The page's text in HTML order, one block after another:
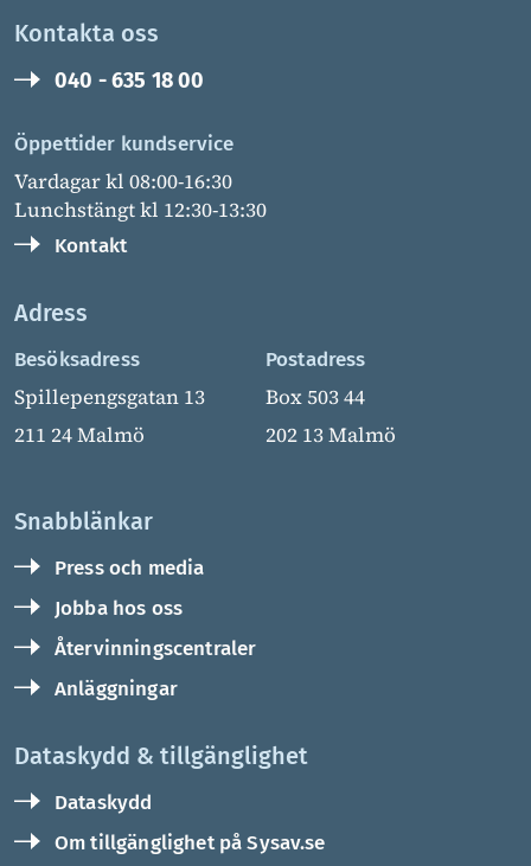
Kontakta oss
040 - 635 18 00
Öppettider kundservice
Vardagar kl 08:00-16:30
Lunchstängt kl 12:30-13:30
Kontakt
Adress
Besöksadress
Spillepengsgatan 13
211 24 Malmö
Postadress
Box 503 44
202 13 Malmö
Snabblänkar
Press och media
Jobba hos oss
Återvinningscentraler
Anläggningar
Dataskydd & tillgänglighet
Dataskydd
Om tillgänglighet på Sysav.se